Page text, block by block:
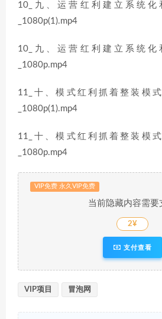
10_九、运营红利建立系统化
_1080p(1).mp4
10_九、运营红利建立系统化
_1080p.mp4
11_十、模式红利抓着整装模
_1080p(1).mp4
11_十、模式红利抓着整装模
_1080p.mp4
VIP免费 永久VIP免费
当前隐藏内容需要
2¥
支付查看
VIP项目 冒泡网